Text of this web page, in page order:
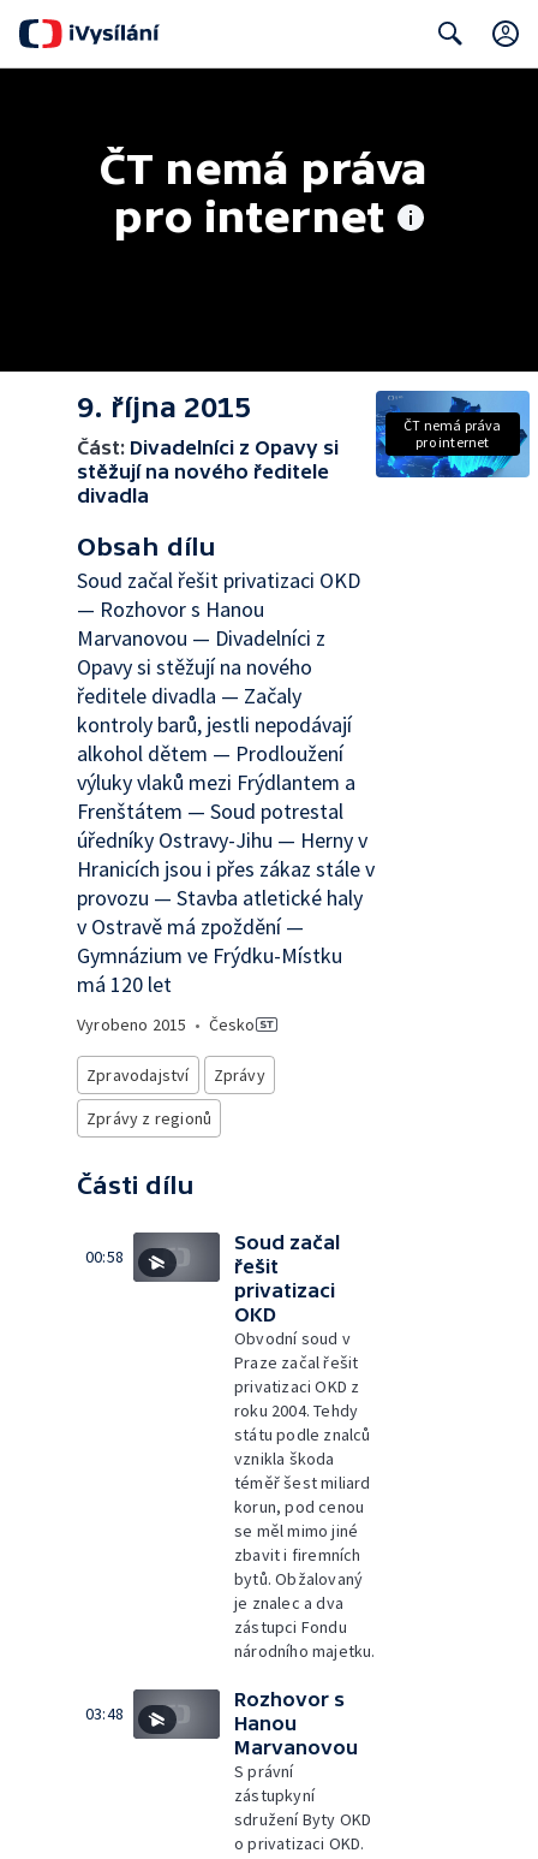
ČT nemá práva
pro internet
9. října 2015
Část: Divadelníci z Opavy si
stěžují na nového ředitele
divadla
Obsah dílu
Soud začal řešit privatizaci OKD
— Rozhovor s Hanou
Marvanovou — Divadelníci z
Opavy si stěžují na nového
ředitele divadla — Začaly
kontroly barů, jestli nepodávají
alkohol dětem — Prodloužení
výluky vlaků mezi Frýdlantem a
Frenštátem — Soud potrestal
úředníky Ostravy-Jihu — Herny v
Hranicích jsou i přes zákaz stále v
provozu — Stavba atletické haly
v Ostravě má zpoždění —
Gymnázium ve Frýdku-Místku
má 120 let
Vyrobeno 2015 • Česko
Zpravodajství
Zprávy
Zprávy z regionů
Části dílu
00:58
Soud začal
řešit
privatizaci
OKD
Obvodní soud v
Praze začal řešit
privatizaci OKD z
roku 2004. Tehdy
státu podle znalců
vznikla škoda
téměř šest miliard
korun, pod cenou
se měl mimo jiné
zbavit i firemních
bytů. Obžalovaný
je znalec a dva
zástupci Fondu
národního majetku.
03:48
Rozhovor s
Hanou
Marvanovou
S právní
zástupkyní
sdružení Byty OKD
o privatizaci OKD.
ČT nemá práva
pro internet